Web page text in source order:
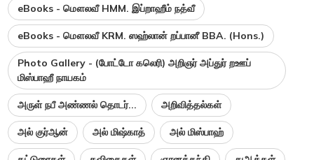
eBooks - மௌலவீ HMM. இப்றாஹீம் நத்வீ
eBooks - மௌலவீ KRM. ஸஹ்லான் றப்பானீ BBA. (Hons.)
Photo Gallery - (போட்டோ கலெரி) அறிஞர் அப்துர் றஊப்
மிஸ்பாஹீ நாயகம்
அருள் நபீ அண்ணல் தொடர்... அறிவித்தல்கள்
அல் குர்ஆன் அல் மிஷ்காத் அல் மிஸ்பாஹ்